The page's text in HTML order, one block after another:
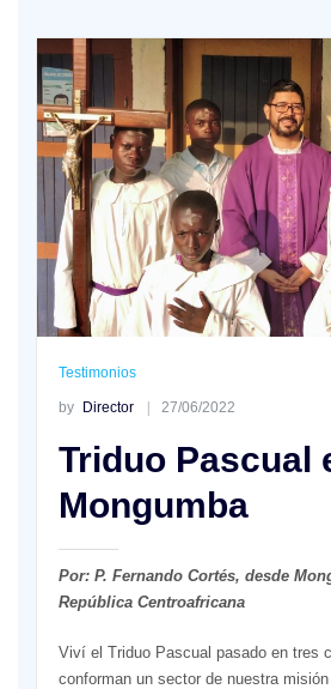
Testimonios
by Director 27/06/2022
Triduo Pascual
Mongumba
Por: P. Fernando Cortés, desde
República Centroafricana
Viví el Triduo Pascual pasado en tres
conforman un sector de nuestra